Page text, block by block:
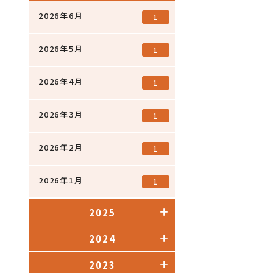
2026年6月 1
2026年5月 1
2026年4月 1
2026年3月 1
2026年2月 1
2026年1月 1
2025
2024
2023